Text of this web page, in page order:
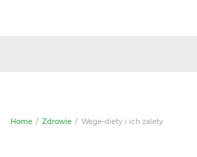
Home Zdrowie Wege-diety i ich zalety